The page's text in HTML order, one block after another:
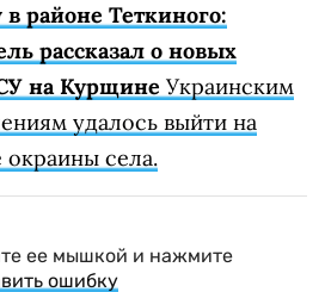
в районе Теткиного:
рассказал о новых
на Курщине Украинским
удалось выйти на
окраины села.
ее мышкой и нажмите
ошибку